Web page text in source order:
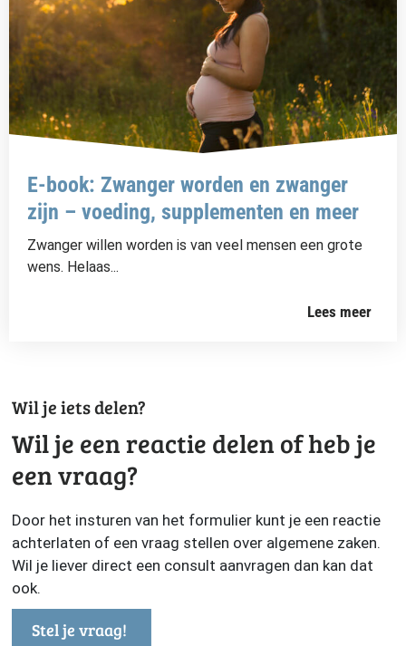
E-book: Zwanger worden en zwanger
zijn – voeding, supplementen en meer
Zwanger willen worden is van veel mensen een grote
wens. Helaas...
Lees meer
Wil je iets delen?
Wil je een reactie delen of heb je
een vraag?
Door het insturen van het formulier kunt je een reactie
achterlaten of een vraag stellen over algemene zaken.
Wil je liever direct een consult aanvragen dan kan dat
ook.
Stel je vraag!